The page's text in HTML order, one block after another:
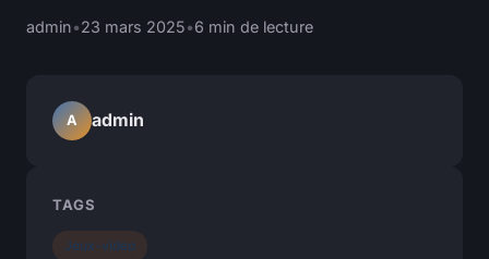
admin•23 mars 2025•6 min de lecture
A admin
TAGS
Jeux-video